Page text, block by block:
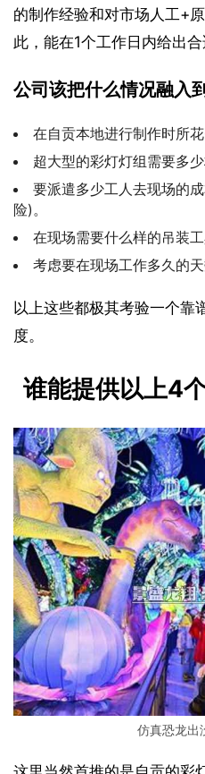
的制作经验和对市场人工+
此，能在1个工作日内给出合
公司该把什么情况融入
在自贡本地进行制作时所
超大型的彩灯灯组需要多
要派遣多少工人去现场的
险)。
在现场需要什么样的吊装
考虑要在现场工作多久的天
以上这些都极其考验一个靠
度。
谁能提供以上4
仿真恐龙出